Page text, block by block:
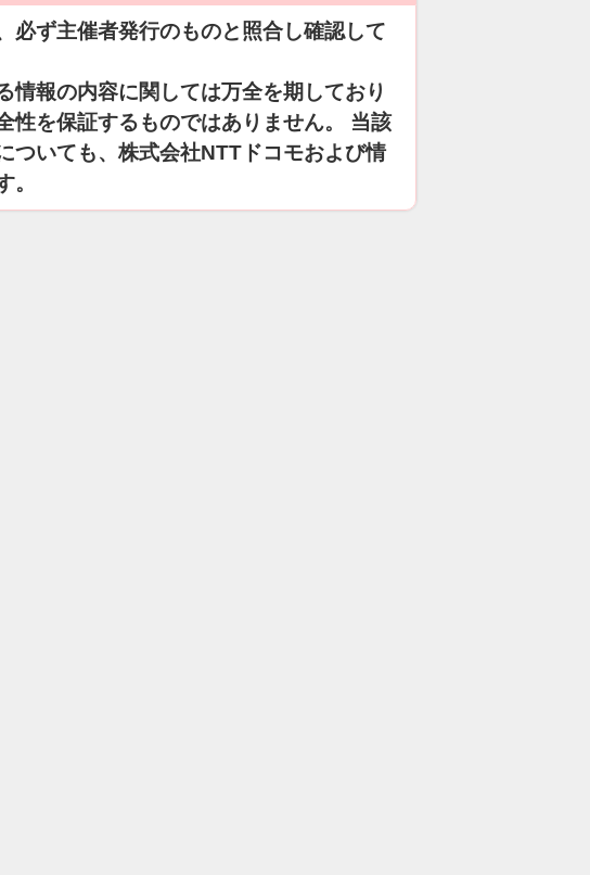
必ず主催者発行のものと照合し確認して
情報の内容に関しては万全を期しており
性を保証するものではありません。 当該
ついても、株式会社NTTドコモおよび情
。